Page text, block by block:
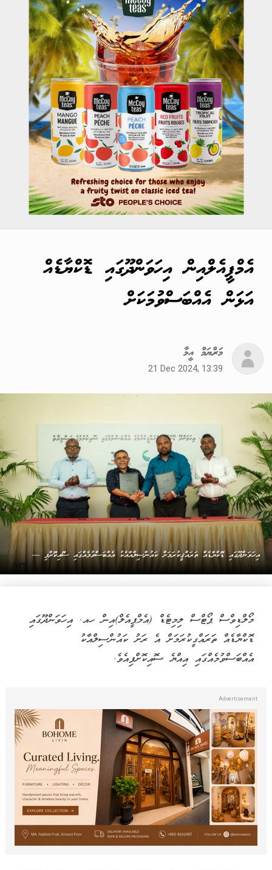
އެމްޕީއެލްއިން އިހަވަންދޫގައި ޑޮކްޔާޑެއް
އަޅަން އެއްބަސްވުމަކަށް
މަރްޔަމް އީމާ
21 Dec 2024, 13:39
އިހަވަންދޫގައި ޑޮކްޔާޑެއް ތަރައްޤީކުރަމަށް ކައުންސިލްއާއެކު އެއްބަސްވުމެއްގައި ސޮއިކޮށްފި ---
މޯލްޑިވްސް ޕޯޓްސް ލިމިޓެޑް (އެމްޕީއެލް)އިން ހއ. އިހަވަންދޫގައި
ޑޮކްޔާޑެއް ތަރައްގީކުރަމަށް އެ ރަށު ކައުންސިލްއާކު
އެއްބަސްވުމެއްގައި އިއްޔެ ސޮއިކޮށްފިއެވެ.